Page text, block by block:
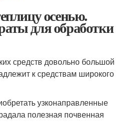
осенью.
для обработки
средств довольно большой
к средствам широкого
узконаправленные
полезная почвенная